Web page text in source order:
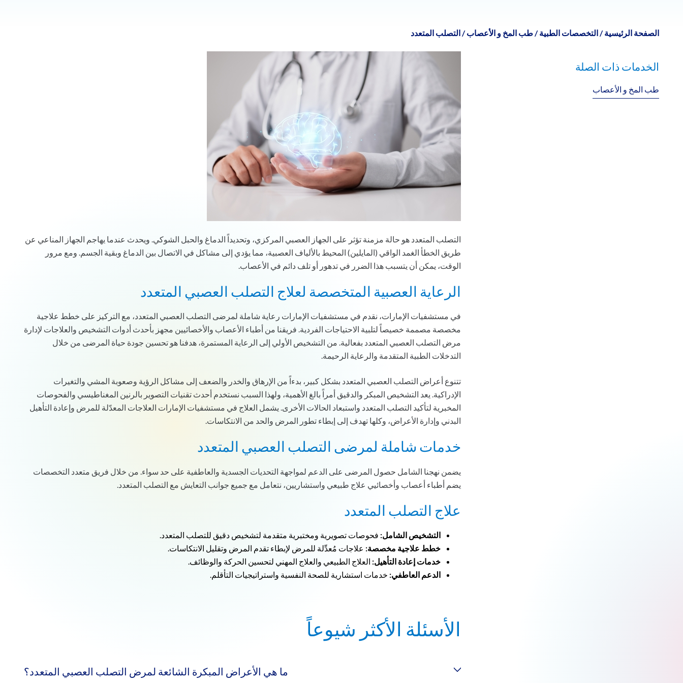
الصفحة الرئيسية /التخصصات الطبية /طب المخ و الأعصاب /التصلب المتعدد
الخدمات ذات الصلة
طب المخ و الأعصاب
التصلب المتعدد هو حالة مزمنة تؤثر على الجهاز العصبي المركزي، وتحديداً الدماغ والحبل الشوكي. ويحدث عندما يهاجم الجهاز المناعي عن
طريق الخطأ الغمد الواقي (المايلين) المحيط بالألياف العصبية، مما يؤدي إلى مشاكل في الاتصال بين الدماغ وبقية الجسم. ومع مرور
الوقت، يمكن أن يتسبب هذا الضرر في تدهور أو تلف دائم في الأعصاب.
الرعاية العصبية المتخصصة لعلاج التصلب العصبي المتعدد
في مستشفيات الإمارات، نقدم في مستشفيات الإمارات رعاية شاملة لمرضى التصلب العصبي المتعدد، مع التركيز على خطط علاجية
مخصصة مصممة خصيصاً لتلبية الاحتياجات الفردية. فريقنا من أطباء الأعصاب والأخصائيين مجهز بأحدث أدوات التشخيص والعلاجات لإدارة
مرض التصلب العصبي المتعدد بفعالية. من التشخيص الأولي إلى الرعاية المستمرة، هدفنا هو تحسين جودة حياة المرضى من خلال
التدخلات الطبية المتقدمة والرعاية الرحيمة.
تتنوع أعراض التصلب العصبي المتعدد بشكل كبير، بدءاً من الإرهاق والخدر والضعف إلى مشاكل الرؤية وصعوبة المشي والتغيرات
الإدراكية. يعد التشخيص المبكر والدقيق أمراً بالغ الأهمية، ولهذا السبب نستخدم أحدث تقنيات التصوير بالرنين المغناطيسي والفحوصات
المخبرية لتأكيد التصلب المتعدد واستبعاد الحالات الأخرى. يشمل العلاج في مستشفيات الإمارات العلاجات المعدّلة للمرض وإعادة التأهيل
البدني وإدارة الأعراض، وكلها تهدف إلى إبطاء تطور المرض والحد من الانتكاسات.
خدمات شاملة لمرضى التصلب العصبي المتعدد
يضمن نهجنا الشامل حصول المرضى على الدعم لمواجهة التحديات الجسدية والعاطفية على حد سواء. من خلال فريق متعدد التخصصات
يضم أطباء أعصاب وأخصائيي علاج طبيعي واستشاريين، نتعامل مع جميع جوانب التعايش مع التصلب المتعدد.
علاج التصلب المتعدد
التشخيص الشامل: فحوصات تصويرية ومختبرية متقدمة لتشخيص دقيق للتصلب المتعدد.
خطط علاجية مخصصة: علاجات مُعدِّلة للمرض لإبطاء تقدم المرض وتقليل الانتكاسات.
خدمات إعادة التأهيل: العلاج الطبيعي والعلاج المهني لتحسين الحركة والوظائف.
الدعم العاطفي: خدمات استشارية للصحة النفسية واستراتيجيات التأقلم.
الأسئلة الأكثر شيوعاً
ما هي الأعراض المبكرة الشائعة لمرض التصلب العصبي المتعدد؟